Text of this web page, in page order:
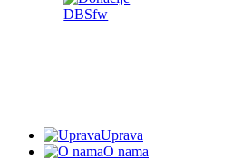
Uprava
O nama